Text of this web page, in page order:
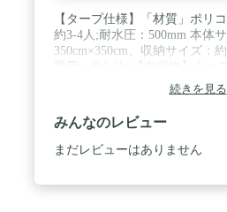
【タープ仕様】「材質」ポリ
約3-4人;耐水圧：500mm 本体サ
350cm×350cm、収納サイズ：
ロープ×8本、ペグ×8本、キャ
説明書(日本語)×1枚 【ご注意
属しません。別途を買い求め
を重視したTCタープ】スクエ
TC生地を採用しており、ポリ
続きを見る
みんなのレビュー
まだレビューはありません